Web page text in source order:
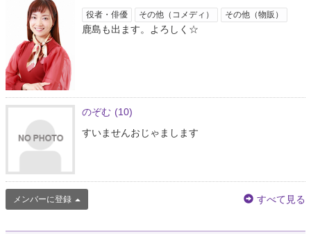
役者・俳優 その他（コメディ） その他（物販）
鹿島も出ます。よろしく☆
のぞむ (10)
すいませんおじゃまします
メンバーに登録 すべて見る